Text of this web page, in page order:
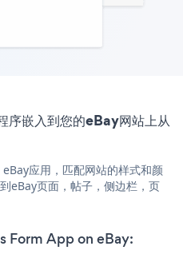
嵌入到您的eBay网站上从
应用，匹配网站的样式和颜
eBay页面，帖子，侧边栏，页
Form App on eBay: